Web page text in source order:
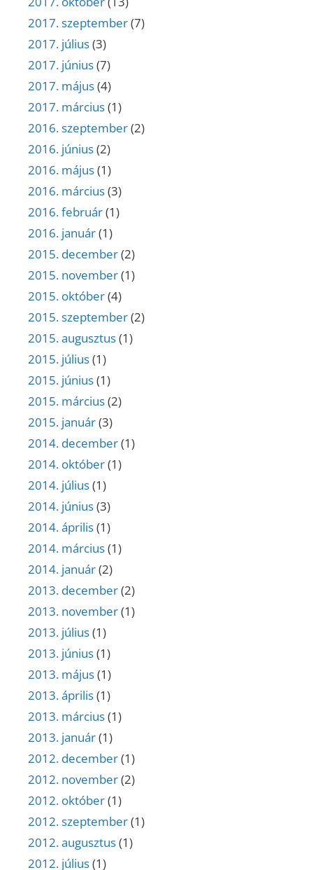
2017. szeptember(7)
2017. július(3)
2017. június(7)
2017. május(4)
2017. március(1)
2016. szeptember(2)
2016. június(2)
2016. május(1)
2016. március(3)
2016. február(1)
2016. január(1)
2015. december(2)
2015. november(1)
2015. október(4)
2015. szeptember(2)
2015. augusztus(1)
2015. július(1)
2015. június(1)
2015. március(2)
2015. január(3)
2014. december(1)
2014. október(1)
2014. július(1)
2014. június(3)
2014. április(1)
2014. március(1)
2014. január(2)
2013. december(2)
2013. november(1)
2013. július(1)
2013. június(1)
2013. május(1)
2013. április(1)
2013. március(1)
2013. január(1)
2012. december(1)
2012. november(2)
2012. október(1)
2012. szeptember(1)
2012. augusztus(1)
2012. július(1)